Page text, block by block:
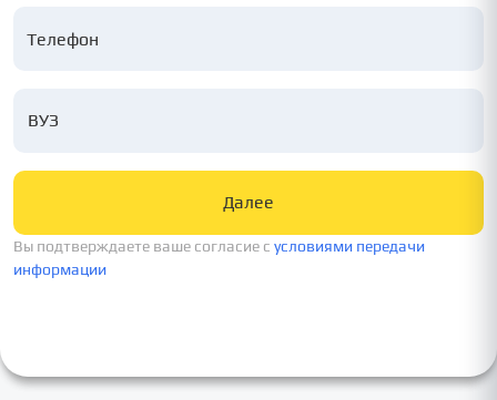
ВУЗ
Вы подтверждаете ваше согласие c условиями передачи
информации
Далее